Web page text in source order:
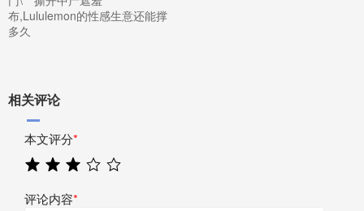
布,Lululemon的性感生意还能撑
多久
相关评论
本文评分*
评论内容*